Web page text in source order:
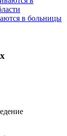
в больницы